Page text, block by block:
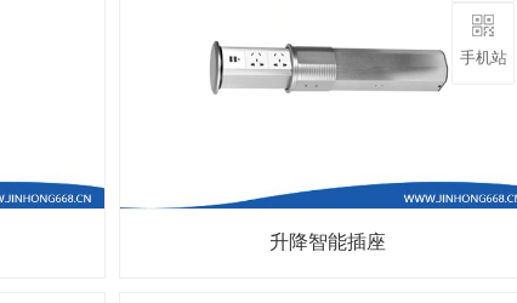
升降智能插座
手机站